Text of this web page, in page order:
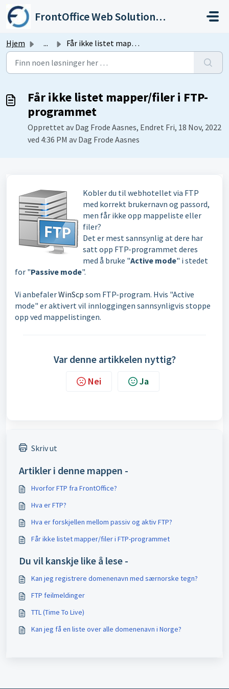
Gå til hovedinnhold
FrontOffice Web Solutions As
Hjem ... Får ikke listet mapper/filer i FTP-programmet
Får ikke listet mapper/filer i FTP-
programmet
Opprettet av Dag Frode Aasnes, Endret Fri, 18 Nov, 2022
ved 4:36 PM av Dag Frode Aasnes
Kobler du til webhotellet via FTP
med korrekt brukernavn og passord,
men får ikke opp mappeliste eller
filer?
Det er mest sannsynlig at dere har
satt opp FTP-programmet deres
med å bruke "Active mode" i stedet
for "Passive mode".
Vi anbefalerWinScp som FTP-program. Hvis "Active
mode" er aktivert vil innloggingen sannsynligvis stoppe
opp ved mappelistingen.
Var denne artikkelen nyttig?
Nei Ja
Skriv ut
Artikler i denne mappen -
Hvorfor FTP fra FrontOffice?
Hva er FTP?
Hva er forskjellen mellom passiv og aktiv FTP?
Får ikke listet mapper/filer i FTP-programmet
Du vil kanskje like å lese -
Kan jeg registrere domenenavn med særnorske tegn?
FTP feilmeldinger
TTL (Time To Live)
Kan jeg få en liste over alle domenenavn i Norge?